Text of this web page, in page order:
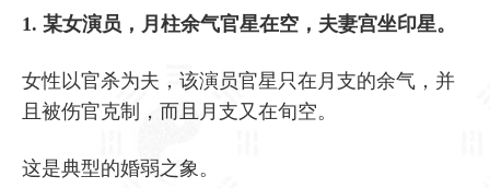
1. 某女演员，月柱余气官星在空，夫妻宫坐印星。
女性以官杀为夫，该演员官星只在月支的余气，并
且被伤官克制，而且月支又在旬空。
这是典型的婚弱之象。